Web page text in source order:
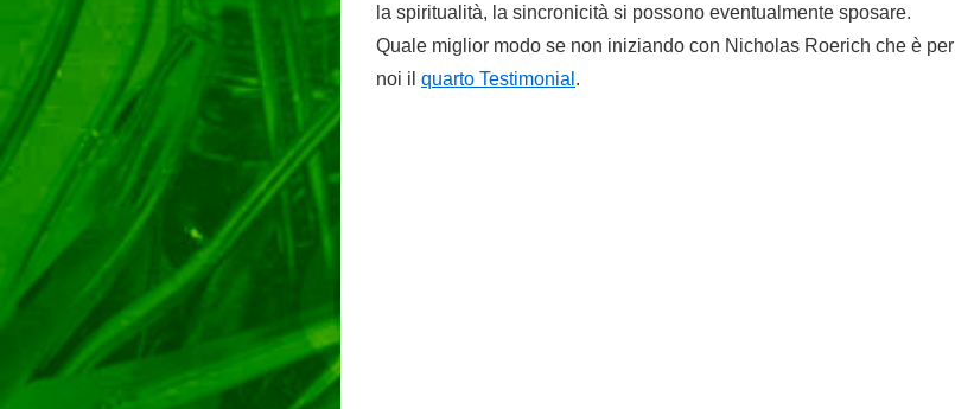
la spiritualità, la sincronicità si possono eventualmente sposare.
Quale miglior modo se non iniziando con Nicholas Roerich che è per
noi il quarto Testimonial .